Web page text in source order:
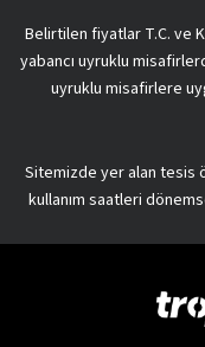
Belirtilen fiyatlar T.C. ve
yabancı uyruklu
uyruklu misafirlere
Sitemizde yer alan tesis
kullanım saatleri